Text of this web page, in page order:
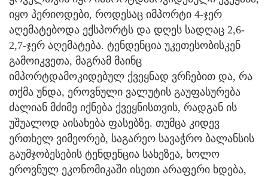
იყო პერიოდები, როდესაც იმპორტი 4-ჯერ
აღემატებოდა ექსპორტს და დღეს სადღაც 2,6-
2,7-ჯერ აღემატება. ტენდენცია უკეთესობისკენ
გამოიკვეთა, მაგრამ მაინც
იმპორტდამოკიდებულ ქვეყნად ვრჩებით და, რა
თქმა უნდა, ეროვნული ვალუტის გაუფასურება
ძალიან მძიმე იქნება ქვეყნისთვის, რადგან ის
უშუალოდ აისახება ფასებზე. თუმცა კიდევ
ერთხელ ვიმეორებ, საგარეო სავაჭრო ბალანსის
გაუმჯობესების ტენდენცია სახეზეა, ხოლო
ეროვნულ ეკონომიკაში ისეთი არაფერი ხდება,